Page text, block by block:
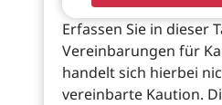
Erfassen Sie in dieser
Vereinbarungen für
handelt sich hierbei
vereinbarte Kaution.